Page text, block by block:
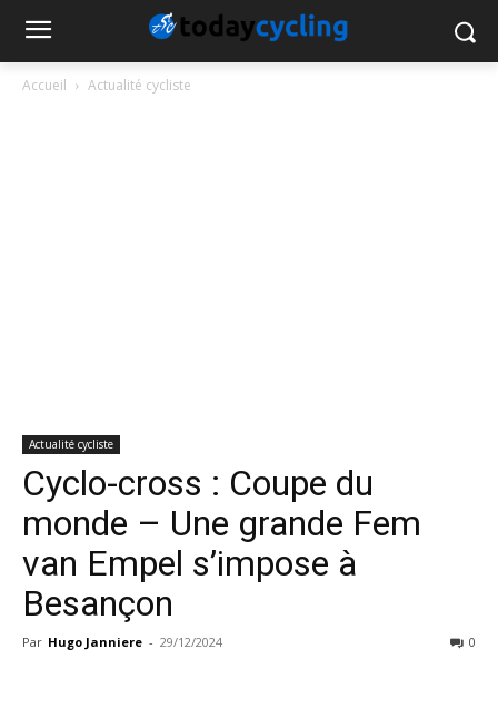
Accueil Actualité cycliste
Actualité cycliste
Cyclo-cross : Coupe du
monde – Une grande Fem
van Empel s’impose à
Besançon
Par Hugo Janniere - 29/12/2024 0